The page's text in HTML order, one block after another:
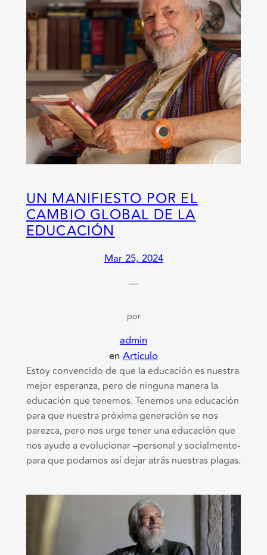
UN MANIFIESTO POR EL
CAMBIO GLOBAL DE LA
EDUCACIÓN
Mar 25, 2024
—
por
admin
en Artículo
Estoy convencido de que la educación es nuestra
mejor esperanza, pero de ninguna manera la
educación que tenemos. Tenemos una educación
para que nuestra próxima generación se nos
parezca, pero nos urge tener una educación que
nos ayude a evolucionar –personal y socialmente-
para que podamos así dejar atrás nuestras plagas.